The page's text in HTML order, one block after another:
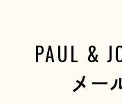
PAUL &
メー